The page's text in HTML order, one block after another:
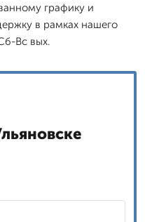
графику и
в рамках нашего
Вс вых.